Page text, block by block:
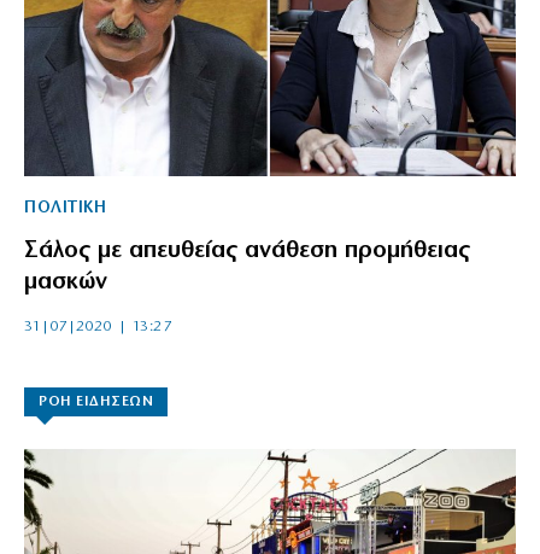
ΠΟΛΙΤΙΚΗ
Σάλος με απευθείας ανάθεση προμήθειας
μασκών
31|07|2020 | 13:27
ΡΟΗ ΕΙΔΗΣΕΩΝ